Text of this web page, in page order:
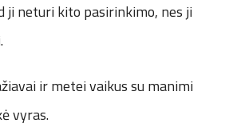
ji neturi kito pasirinkimo, nes ji
ir metei vaikus su manimi
vyras.